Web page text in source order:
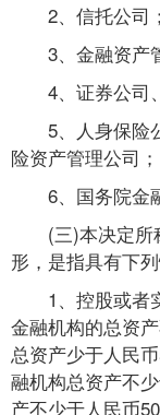
2、信托公司；
3、金融资产
4、证券公司、
5、人身保险公
险资产管理公司；
6、国务院金融
(三)本决定所
形，是指具有下
1、控股或者实
金融机构的总资
总资产少于人民
融机构总资产不
产不少于人民币